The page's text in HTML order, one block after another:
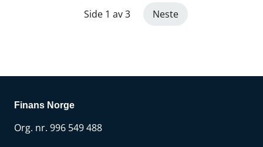
Side 1 av 3
Neste
Finans Norge
Org. nr. 996 549 488